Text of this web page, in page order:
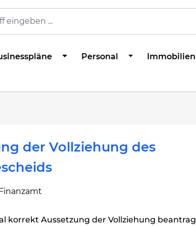
Personal Immobilien
der Vollziehung des
korrekt Aussetzung der Vollziehung